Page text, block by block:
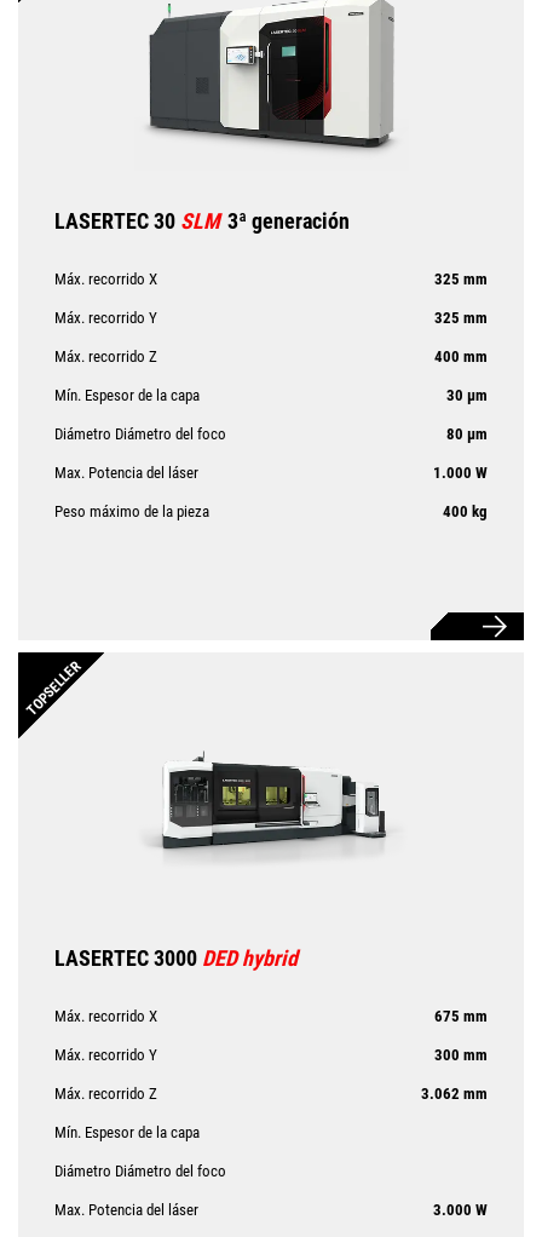
LASERTEC 30 SLM 3ª generación
Máx. recorrido X 325 mm
Máx. recorrido Y 325 mm
Máx. recorrido Z 400 mm
Mín. Espesor de la capa 30 µm
Diámetro Diámetro del foco 80 µm
Max. Potencia del láser 1.000 W
Peso máximo de la pieza 400 kg
TOPSELLER
LASERTEC 3000 DED hybrid
Máx. recorrido X 675 mm
Máx. recorrido Y 300 mm
Máx. recorrido Z 3.062 mm
Mín. Espesor de la capa
Diámetro Diámetro del foco
Max. Potencia del láser 3.000 W